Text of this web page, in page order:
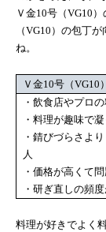
Ｖ金10号（VG10
（VG10 ）の包丁
ね。
Ｖ金10号（VG10
・飲食店やプロ
・料理が趣味で
・錆びづらさよ
人
・価格が高くて
・研ぎ直しの頻
料理が好きでよく